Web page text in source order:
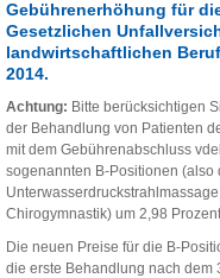
Gebührenerhöhung für
Gesetzlichen
landwirtschaftlichen
2014.
Achtung: Bitte berücksichtigen
der Behandlung von Patienten
mit dem Gebührenabschluss
sogenannten B-Positionen
Chirogymnastik) um 2,98
Die neuen Preise für die B-
die erste Behandlung nach dem